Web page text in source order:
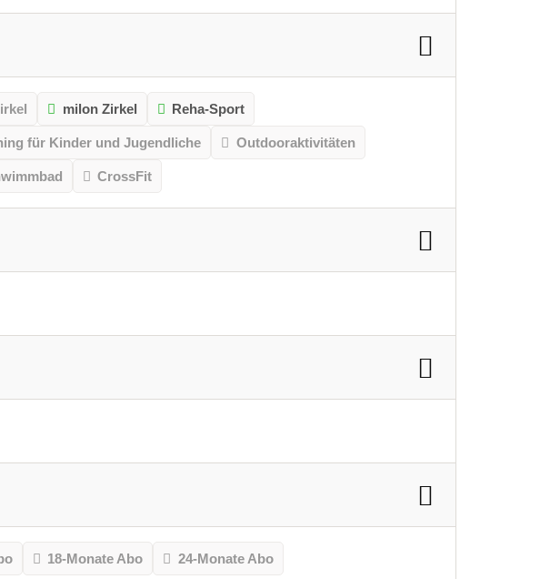
milon Zirkel Reha-Sport
für Kinder und Jugendliche Outdooraktivitäten
CrossFit
18-Monate Abo 24-Monate Abo